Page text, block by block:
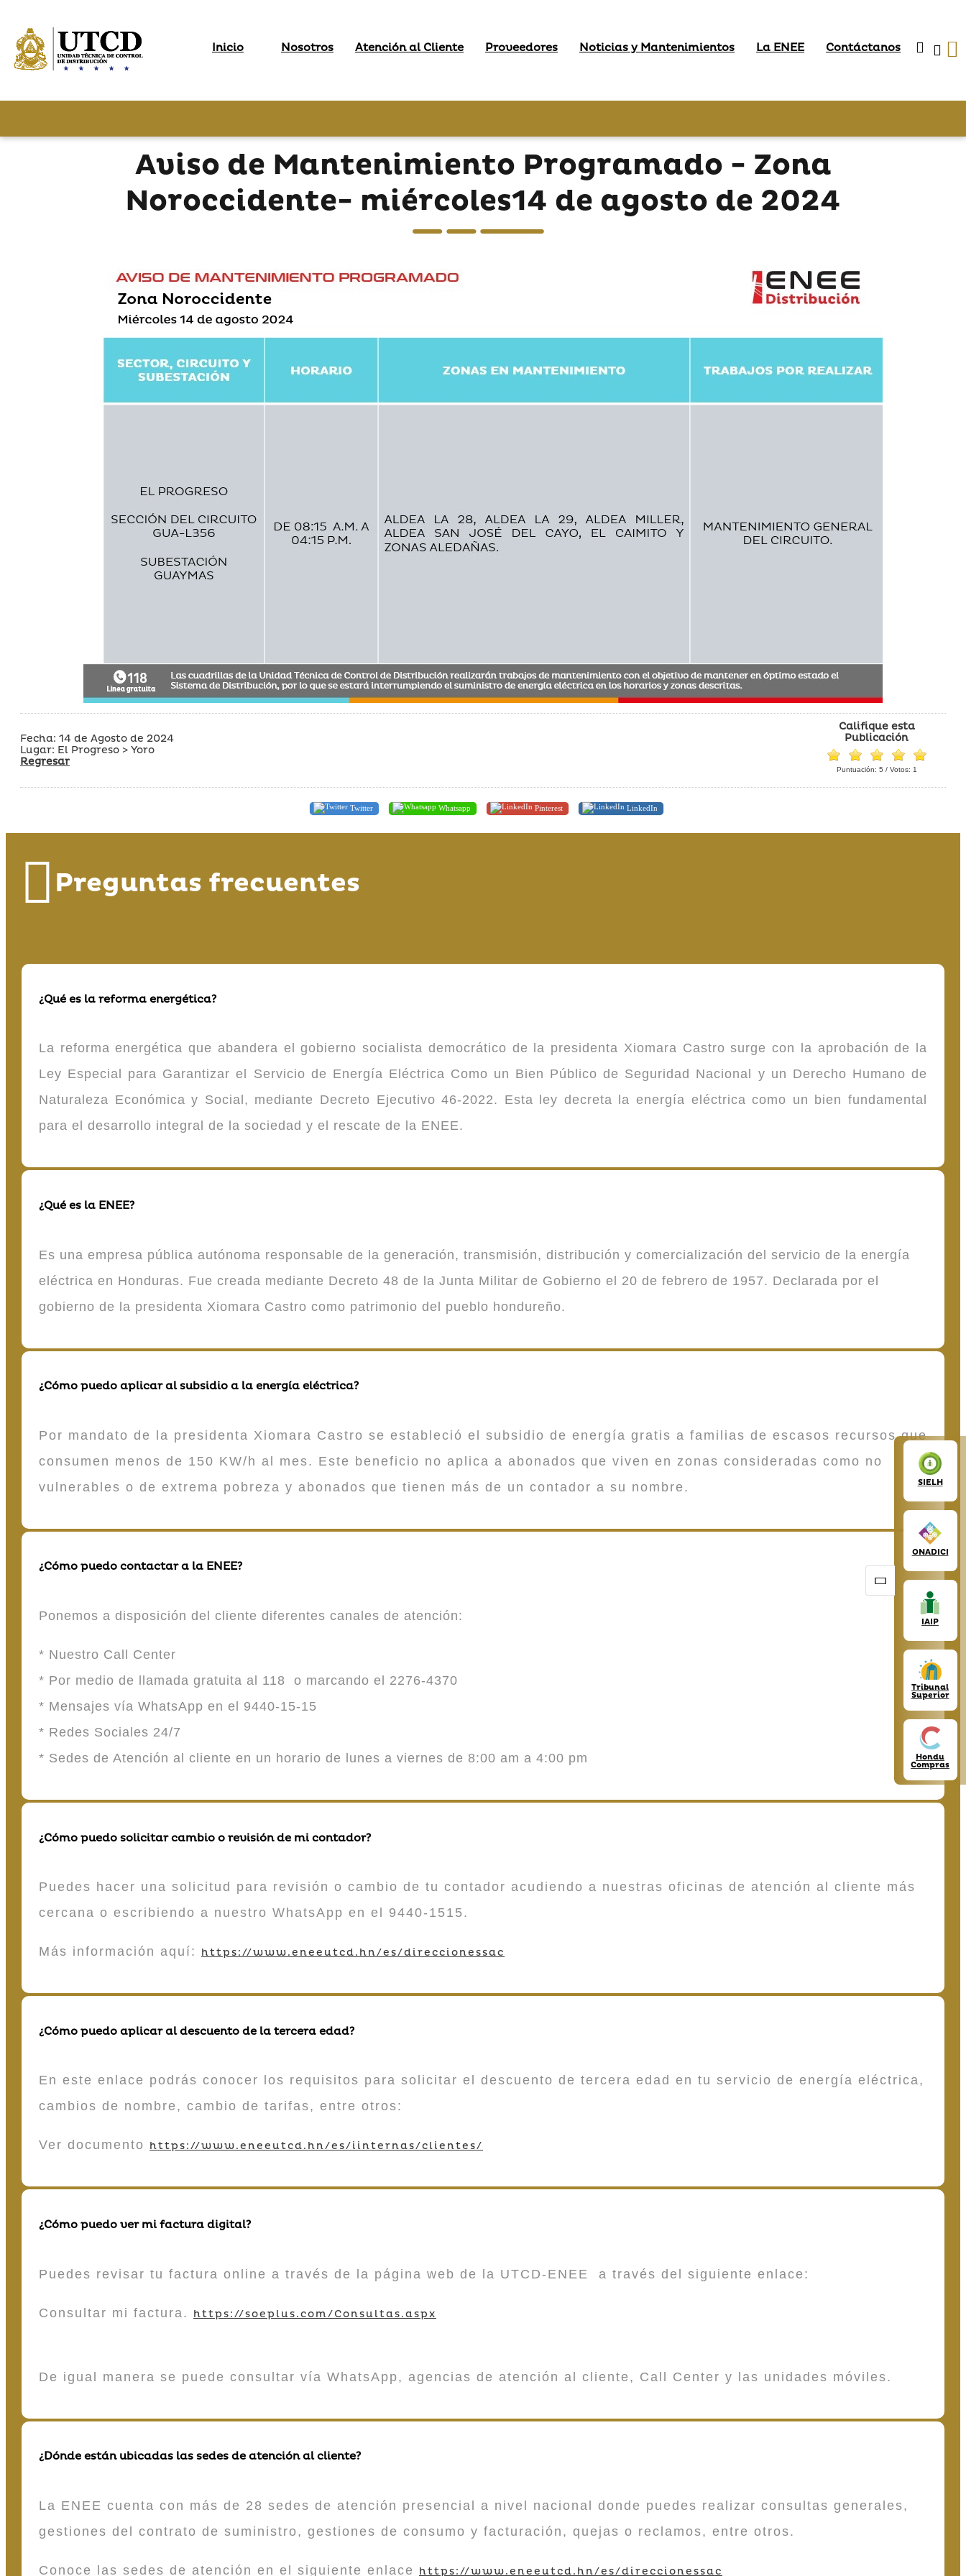
Inicio Nosotros Atención al Cliente Proveedores Noticias y Mantenimientos La ENEE Contáctanos
SIELH
ONADICI
IAIP
Tribunal
Superior
Hondu
Compras
Aviso de Mantenimiento Programado - Zona
Noroccidente- miércoles14 de agosto de 2024
Fecha: 14 de Agosto de 2024
Lugar: El Progreso > Yoro
Regresar
Califique esta
Publicación
Puntuación: 5 / Votos: 1
Twitter Whatsapp Pinterest LinkedIn
Preguntas frecuentes
¿Qué es la reforma energética?
La reforma energética que abandera el gobierno socialista democrático de la presidenta Xiomara Castro surge con la aprobación de la
Ley Especial para Garantizar el Servicio de Energía Eléctrica Como un Bien Público de Seguridad Nacional y un Derecho Humano de
Naturaleza Económica y Social, mediante Decreto Ejecutivo 46-2022. Esta ley decreta la energía eléctrica como un bien fundamental
para el desarrollo integral de la sociedad y el rescate de la ENEE.
¿Qué es la ENEE?
Es una empresa pública autónoma responsable de la generación, transmisión, distribución y comercialización del servicio de la energía
eléctrica en Honduras. Fue creada mediante Decreto 48 de la Junta Militar de Gobierno el 20 de febrero de 1957. Declarada por el
gobierno de la presidenta Xiomara Castro como patrimonio del pueblo hondureño.
¿Cómo puedo aplicar al subsidio a la energía eléctrica?
Por mandato de la presidenta Xiomara Castro se estableció el subsidio de energía gratis a familias de escasos recursos que
consumen menos de 150 KW/h al mes. Este beneficio no aplica a abonados que viven en zonas consideradas como no
vulnerables o de extrema pobreza y abonados que tienen más de un contador a su nombre.
¿Cómo puedo contactar a la ENEE?
Ponemos a disposición del cliente diferentes canales de atención:
* Nuestro Call Center
* Por medio de llamada gratuita al 118 o marcando el 2276-4370
* Mensajes vía WhatsApp en el 9440-15-15
* Redes Sociales 24/7
* Sedes de Atención al cliente en un horario de lunes a viernes de 8:00 am a 4:00 pm
¿Cómo puedo solicitar cambio o revisión de mi contador?
Puedes hacer una solicitud para revisión o cambio de tu contador acudiendo a nuestras oficinas de atención al cliente más
cercana o escribiendo a nuestro WhatsApp en el 9440-1515.
Más información aquí: https://www.eneeutcd.hn/es/direccionessac
¿Cómo puedo aplicar al descuento de la tercera edad?
En este enlace podrás conocer los requisitos para solicitar el descuento de tercera edad en tu servicio de energía eléctrica,
cambios de nombre, cambio de tarifas, entre otros:
Ver documento https://www.eneeutcd.hn/es/iinternas/clientes/
¿Cómo puedo ver mi factura digital?
Puedes revisar tu factura online a través de la página web de la UTCD-ENEE a través del siguiente enlace:
Consultar mi factura. https://soeplus.com/Consultas.aspx
De igual manera se puede consultar vía WhatsApp, agencias de atención al cliente, Call Center y las unidades móviles.
¿Dónde están ubicadas las sedes de atención al cliente?
La ENEE cuenta con más de 28 sedes de atención presencial a nivel nacional donde puedes realizar consultas generales,
gestiones del contrato de suministro, gestiones de consumo y facturación, quejas o reclamos, entre otros.
Conoce las sedes de atención en el siguiente enlace https://www.eneeutcd.hn/es/direccionessac